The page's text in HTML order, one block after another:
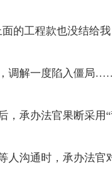
面的工程款也没结给
调解一度陷入僵局
，承办法官果断采用
人沟通时，承办法